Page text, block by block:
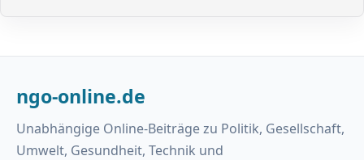
ngo-online.de
Unabhängige Online-Beiträge zu Politik, Gesellschaft,
Umwelt, Gesundheit, Technik und